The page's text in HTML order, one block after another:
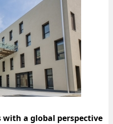
a global perspective